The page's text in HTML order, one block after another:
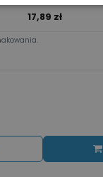
17,89 zł